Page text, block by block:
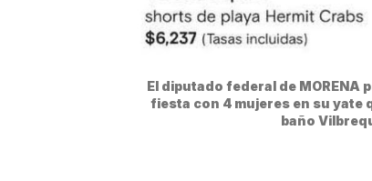
El diputado federal de MORENA
fiesta con 4 mujeres en su yate
baño